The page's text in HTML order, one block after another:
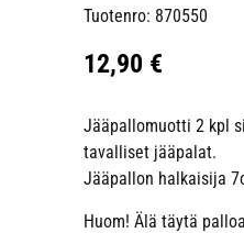
Tuotenro: 870550
12,90 €
Jääpallomuotti 2 kpl
tavalliset jääpalat.
Jääpallon halkaisija
Huom! Älä täytä